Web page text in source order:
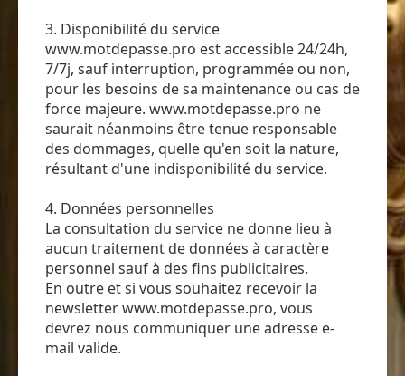
3. Disponibilité du service
www.motdepasse.pro est accessible 24/24h,
7/7j, sauf interruption, programmée ou non,
pour les besoins de sa maintenance ou cas de
force majeure. www.motdepasse.pro ne
saurait néanmoins être tenue responsable
des dommages, quelle qu'en soit la nature,
résultant d'une indisponibilité du service.
4. Données personnelles
La consultation du service ne donne lieu à
aucun traitement de données à caractère
personnel sauf à des fins publicitaires.
En outre et si vous souhaitez recevoir la
newsletter www.motdepasse.pro, vous
devrez nous communiquer une adresse e-
mail valide.